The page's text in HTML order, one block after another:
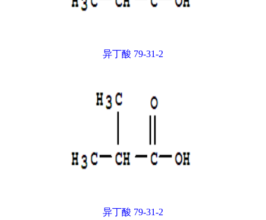
异丁酸 79-31-2
异丁酸 79-31-2